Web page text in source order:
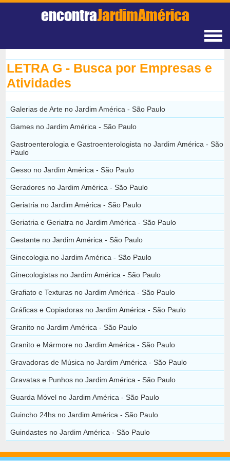
encontraJardimAmérica
LETRA G - Busca por Empresas e
Atividades
Galerias de Arte no Jardim América - São Paulo
Games no Jardim América - São Paulo
Gastroenterologia e Gastroenterologista no Jardim América - São
Paulo
Gesso no Jardim América - São Paulo
Geradores no Jardim América - São Paulo
Geriatria no Jardim América - São Paulo
Geriatria e Geriatra no Jardim América - São Paulo
Gestante no Jardim América - São Paulo
Ginecologia no Jardim América - São Paulo
Ginecologistas no Jardim América - São Paulo
Grafiato e Texturas no Jardim América - São Paulo
Gráficas e Copiadoras no Jardim América - São Paulo
Granito no Jardim América - São Paulo
Granito e Mármore no Jardim América - São Paulo
Gravadoras de Música no Jardim América - São Paulo
Gravatas e Punhos no Jardim América - São Paulo
Guarda Móvel no Jardim América - São Paulo
Guincho 24hs no Jardim América - São Paulo
Guindastes no Jardim América - São Paulo